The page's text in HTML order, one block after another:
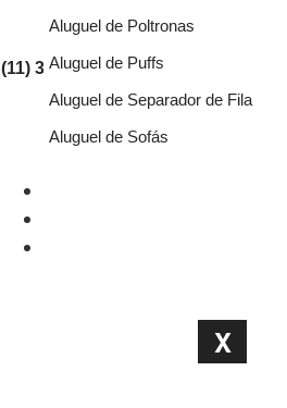
Aluguel de Poltronas
Aluguel de Puffs
Aluguel de Separador de Fila
Aluguel de Sofás
X
(11) 3981-3151